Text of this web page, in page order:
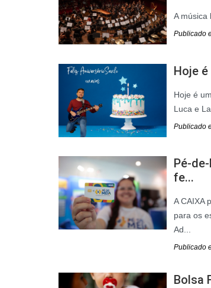
A música
Publicado
Hoje
Hoje é
Luca e
Publicado
Pé-
fe...
A CAIXA
para os
Ad...
Publicado
Bolsa